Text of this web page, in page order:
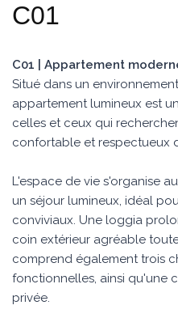
C01
C01 | Appartement
Situé dans un
appartement lumineux est
celles et ceux qui
confortable et respectueux
L'espace de vie s'organise
un séjour lumineux, idéal
conviviaux. Une loggia
coin extérieur agréable
comprend également trois
fonctionnelles, ainsi qu'une
privée.